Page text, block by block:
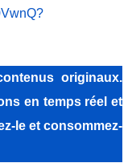
originaux.
en temps réel et
le et consommez-